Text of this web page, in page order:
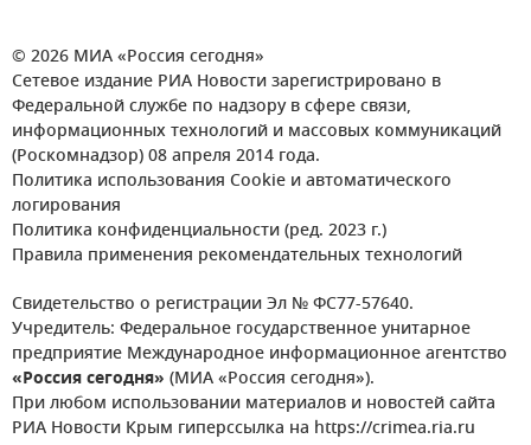
© 2026 МИА «Россия сегодня»
Сетевое издание РИА Новости зарегистрировано в
Федеральной службе по надзору в сфере связи,
информационных технологий и массовых коммуникаций
(Роскомнадзор) 08 апреля 2014 года.
Политика использования Cookie и автоматического
логирования
Политика конфиденциальности (ред. 2023 г.)
Правила применения рекомендательных технологий
Свидетельство о регистрации Эл № ФС77-57640.
Учредитель: Федеральное государственное унитарное
предприятие Международное информационное агентство
«Россия сегодня» (МИА «Россия сегодня»).
При любом использовании материалов и новостей сайта
РИА Новости Крым гиперссылка на https://crimea.ria.ru